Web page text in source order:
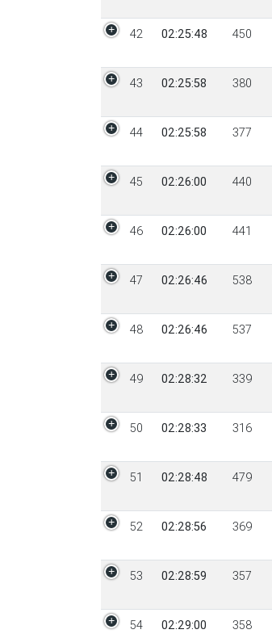
42 02:25:48 450
43 02:25:58 380
44 02:25:58 377
45 02:26:00 440
46 02:26:00 441
47 02:26:46 538
48 02:26:46 537
49 02:28:32 339
50 02:28:33 316
51 02:28:48 479
52 02:28:56 369
53 02:28:59 357
54 02:29:00 358